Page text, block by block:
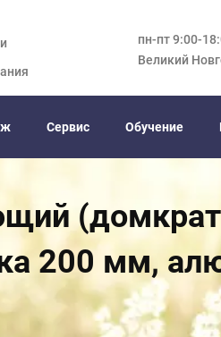
пн-пт 9:00-
Великий
Сервис Обучение
(домкрат
200 мм,